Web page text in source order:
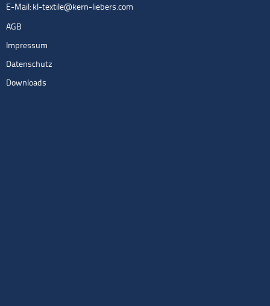
E-Mail: kl-textile@kern-liebers.com
AGB
Impressum
Datenschutz
Downloads